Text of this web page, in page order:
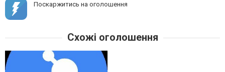
Поскаржитись на оголошення
Схожі оголошення